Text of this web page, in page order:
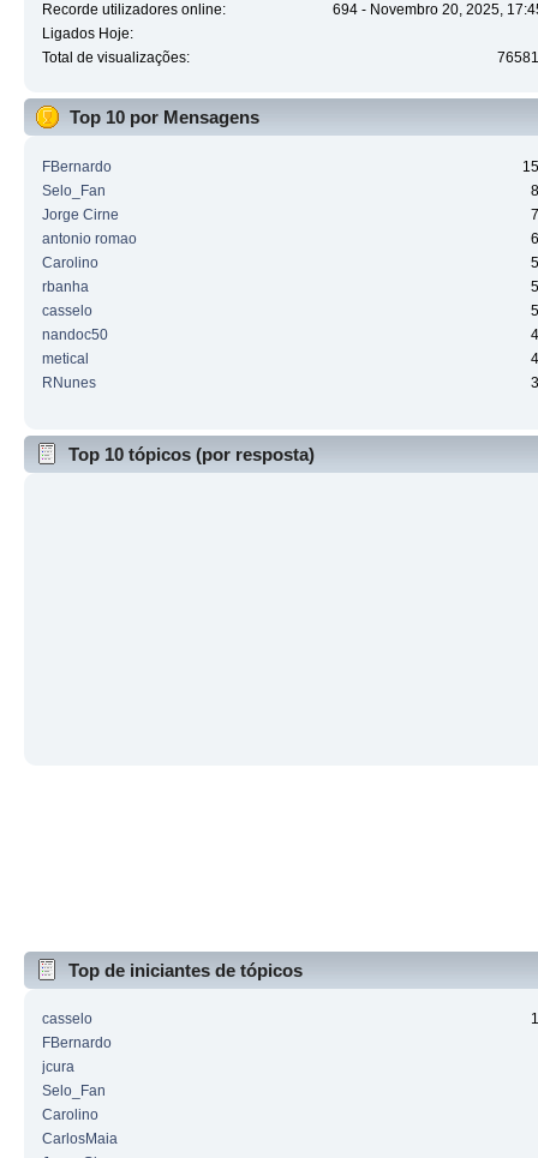
Recorde utilizadores online:
694 - Novembro 20, 2025,
Ligados Hoje:
Total de visualizações:
Top 10 por Mensagens
FBernardo
Selo_Fan
Jorge Cirne
antonio romao
Carolino
rbanha
casselo
nandoc50
metical
RNunes
Top 10 tópicos (por resposta)
Top de iniciantes de tópicos
casselo
FBernardo
jcura
Selo_Fan
Carolino
CarlosMaia